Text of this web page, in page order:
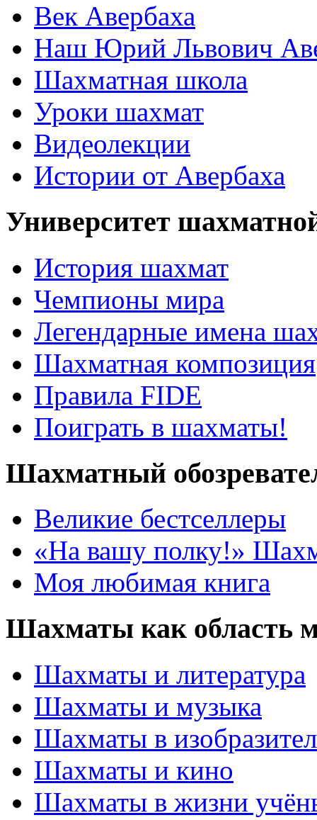
Век Авербаха
Наш Юрий Львович
Шахматная школа
Уроки шахмат
Видеолекции
Истории от Авербаха
Университет
История шахмат
Чемпионы мира
Легендарные имена
Шахматная композиция
Правила FIDE
Поиграть в шахматы!
Шахматный
Великие бестселлеры
«На вашу полку!»
Моя любимая книга
Шахматы как область
Шахматы и литература
Шахматы и музыка
Шахматы в
Шахматы и кино
Шахматы в жизни